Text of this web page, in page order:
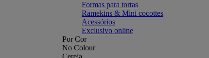
Formas para tortas
Ramekins & Mini cocottes
Acessórios
Exclusivo online
Por Cor
No Colour
Cereja